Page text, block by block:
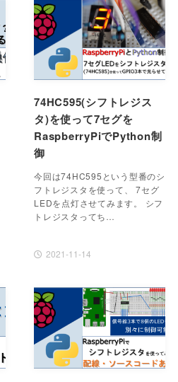
74HC595(シフトレジス
タ)を使って7セグを
RaspberryPiでPython制
御
今回は74HC595という型番のシ
フトレジスタを使って、 7セグ
LEDを点灯させてみます。 シフ
トレジスタってち…
2021-11-14